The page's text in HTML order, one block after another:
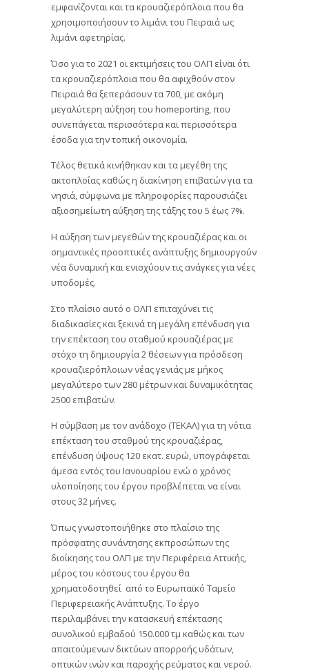
εμφανίζονται και τα κρουαζιερόπλοια που θα
χρησιμοποιήσουν το λιμάνι του Πειραιά ως
λιμάνι αφετηρίας.
Όσο για το 2021 οι εκτιμήσεις του ΟΛΠ είναι ότι
τα κρουαζιερόπλοια που θα αφιχθούν στον
Πειραιά θα ξεπεράσουν τα 700, με ακόμη
μεγαλύτερη αύξηση του homeporting, που
συνεπάγεται περισσότερα και περισσότερα
έσοδα για την τοπική οικονομία.
Τέλος θετικά κινήθηκαν και τα μεγέθη της
ακτοπλοΐας καθώς η διακίνηση επιβατών για τα
νησιά, σύμφωνα με πληροφορίες παρουσιάζει
αξιοσημείωτη αύξηση της τάξης του 5 έως 7%.
Η αύξηση των μεγεθών της κρουαζιέρας και οι
σημαντικές προοπτικές ανάπτυξης δημιουργούν
νέα δυναμική και ενισχύουν τις ανάγκες για νέες
υποδομές.
Στο πλαίσιο αυτό ο ΟΛΠ επιταχύνει τις
διαδικασίες και ξεκινά τη μεγάλη επένδυση για
την επέκταση του σταθμού κρουαζιέρας με
στόχο τη δημιουργία 2 θέσεων για πρόσδεση
κρουαζιερόπλοιων νέας γενιάς με μήκος
μεγαλύτερο των 280 μέτρων και δυναμικότητας
2500 επιβατών.
Η σύμβαση με τον ανάδοχο (ΤΕΚΑΛ) για τη νότια
επέκταση του σταθμού της κρουαζιέρας,
επένδυση ύψους 120 εκατ. ευρώ, υπογράφεται
άμεσα εντός του Ιανουαρίου ενώ ο χρόνος
υλοποίησης του έργου προβλέπεται να είναι
στους 32 μήνες.
Όπως γνωστοποιήθηκε στο πλαίσιο της
πρόσφατης συνάντησης εκπροσώπων της
διοίκησης του ΟΛΠ με την Περιφέρεια Αττικής,
μέρος του κόστους του έργου θα
χρηματοδοτηθεί από το Ευρωπαϊκό Ταμείο
Περιφερειακής Ανάπτυξης. Το έργο
περιλαμβάνει την κατασκευή επέκτασης
συνολικού εμβαδού 150.000 τμ καθώς και των
απαιτούμενων δικτύων απορροής υδάτων,
οπτικών ινών και παροχής ρεύματος και νερού.